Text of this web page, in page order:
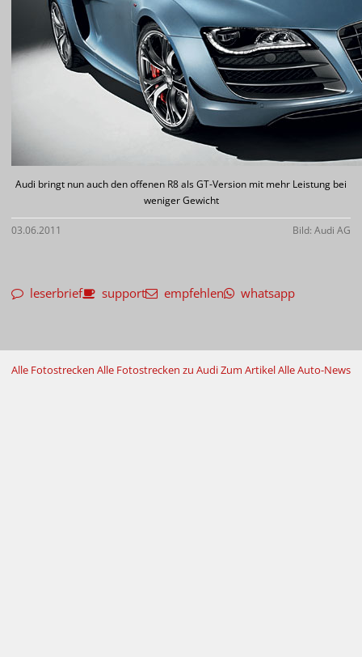
Audi bringt nun auch den offenen R8 als GT-Version mit mehr Leistung bei
weniger Gewicht
03.06.2011 Bild: Audi AG
leserbrief support empfehlen whatsapp
Alle Fotostrecken Alle Fotostrecken zu AudiZum ArtikelAlle Auto-News